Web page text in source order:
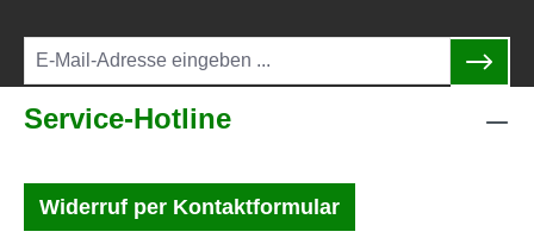
Service-Hotline
Widerruf per Kontaktformular